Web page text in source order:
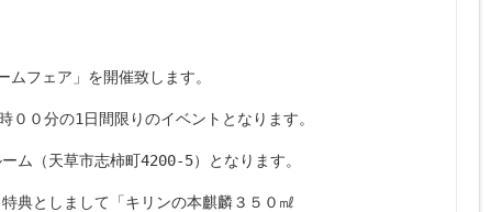
フェア」を開催致します。
０分の1日間限りのイベントとなります。
ム（天草市志柿町4200-5）となります。
典としまして「キリンの本麒麟３５０㎖